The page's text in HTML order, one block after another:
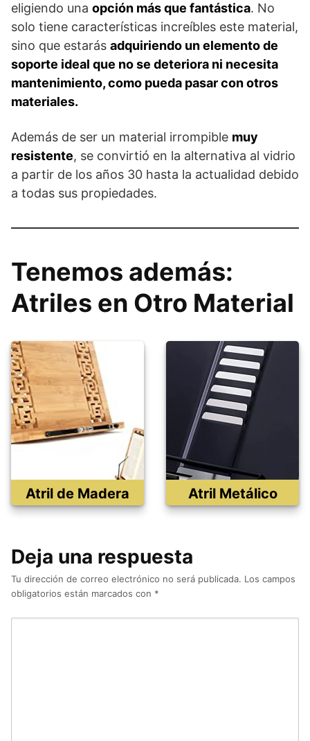
eligiendo una opción más que fantástica. No
solo tiene características increíbles este material,
sino que estarás adquiriendo un elemento de
soporte ideal que no se deteriora ni necesita
mantenimiento, como pueda pasar con otros
materiales.
Además de ser un material irrompible muy
resistente, se convirtió en la alternativa al vidrio
a partir de los años 30 hasta la actualidad debido
a todas sus propiedades.
Tenemos además:
Atriles en Otro Material
Atril de Madera Atril Metálico
Deja una respuesta
Tu dirección de correo electrónico no será publicada. Los campos
obligatorios están marcados con *